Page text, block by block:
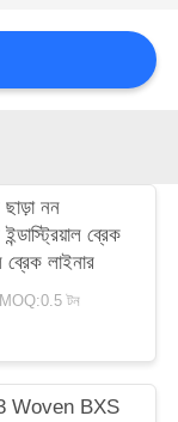
নন
ব্রেক
ব্রেক লাইনার
টন
Woven BXS